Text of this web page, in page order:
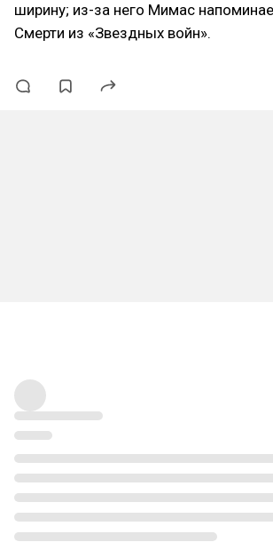
ширину; из-за него Мимас
Смерти из «Звездных войн».